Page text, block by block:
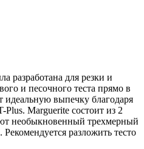
разработана для резки и
и песочного теста прямо в
идеальную выпечку благодаря
Marguerite состоит из 2
необыкновенный трехмерный
разложить тесто